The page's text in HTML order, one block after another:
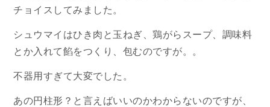
チョイスしてみました。
シュウマイはひき肉と玉ねぎ、鶏がらスープ、調味料
とか入れて餡をつくり、包むのですが。。
不器用すぎて大変でした。
あの円柱形？と言えばいいのかわからないのですが、